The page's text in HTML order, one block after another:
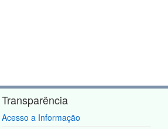
Transparência
Acesso a Informação